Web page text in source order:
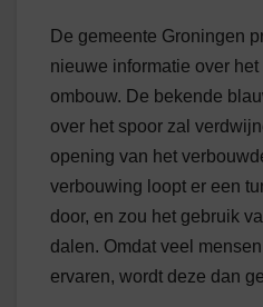
De gemeente Groningen
nieuwe informatie over
ombouw. De bekende
over het spoor zal
opening van het
verbouwing loopt er een
door, en zou het gebruik
dalen. Omdat veel
ervaren, wordt deze dan